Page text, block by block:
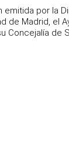
emitida por la
de Madrid, el
Concejalía de